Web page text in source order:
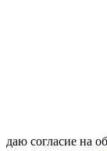
даю согласие на